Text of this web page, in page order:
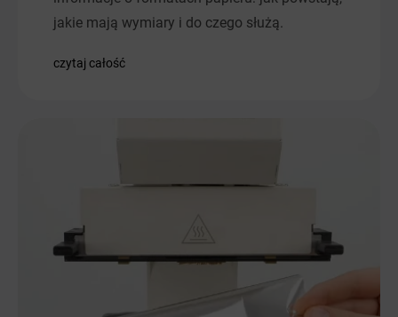
jakie mają wymiary i do czego służą.
czytaj całość